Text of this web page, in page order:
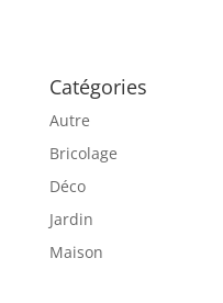
Catégories
Autre
Bricolage
Déco
Jardin
Maison